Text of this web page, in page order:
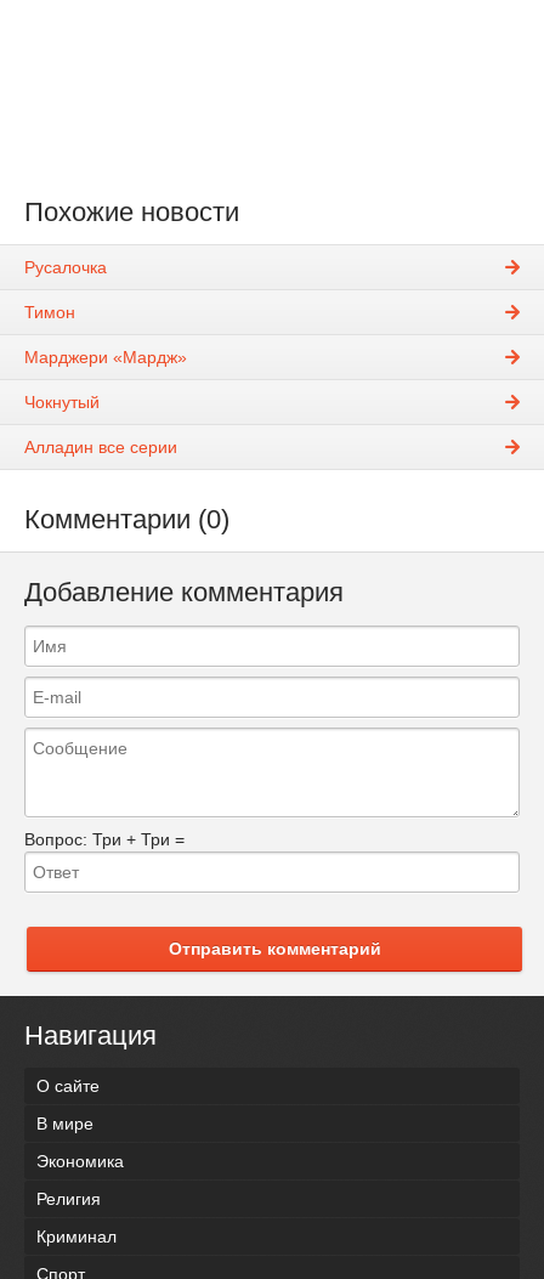
Похожие новости
Русалочка
Тимон
Марджери «Мардж»
Чокнутый
Алладин все серии
Комментарии (0)
Добавление комментария
Вопрос: Три + Три =
Отправить комментарий
Навигация
О сайте
В мире
Экономика
Религия
Криминал
Спорт